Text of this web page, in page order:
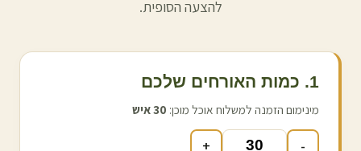
להצעה הסופית.
1. כמות האורחים שלכם
מינימום הזמנה למשלוח אוכל מוכן: 30איש
-
+